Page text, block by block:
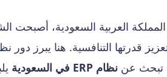
العربية السعودية، أصبحت
قدرتها التنافسية. هنا يبرز
نظام ERP في السعودية